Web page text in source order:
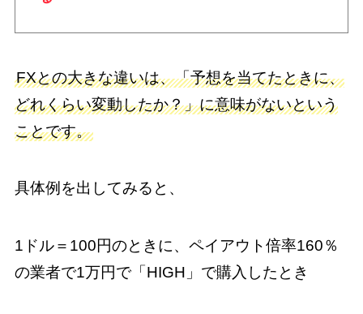
FXとの大きな違いは、「予想を当てたときに、
どれくらい変動したか？」に意味がないという
ことです。
具体例を出してみると、
1ドル＝100円のときに、ペイアウト倍率160％
の業者で1万円で「HIGH」で購入したとき